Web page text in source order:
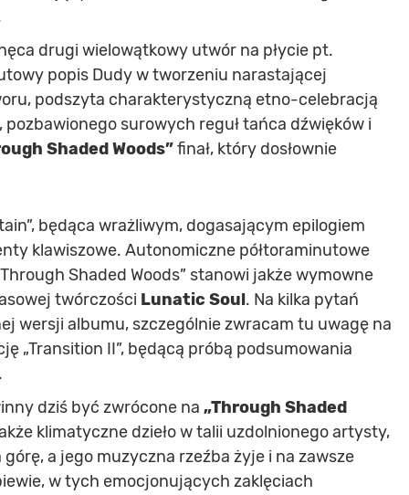
drugi wielowątkowy utwór na płycie pt.
popis Dudy w tworzeniu narastającej
podszyta charakterystyczną etno-celebracją
surowych reguł tańca dźwięków i
Shaded Woods”finał, który dosłownie
będąca wrażliwym, dogasającym epilogiem
klawiszowe. Autonomiczne półtoraminutowe
Shaded Woods” stanowi jakże wymowne
twórczości Lunatic Soul. Na kilka pytań
wersji albumu, szczególnie zwracam tu uwagę na
„Transition II”, będącą próbą podsumowania
dziś być zwrócone na „Through Shaded
klimatyczne dzieło w talii uzdolnionego artysty,
a jego muzyczna rzeźba żyje i na zawsze
w tych emocjonujących zaklęciach